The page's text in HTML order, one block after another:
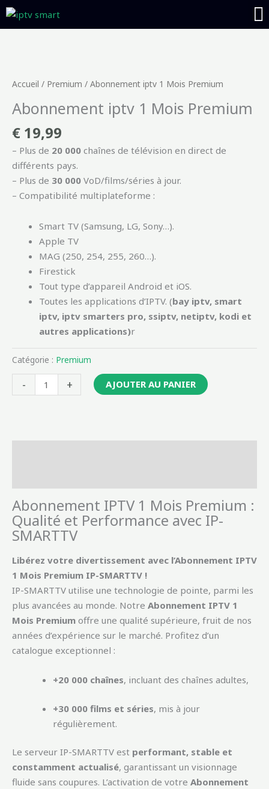
Aller
Accueil / Premium / Abonnement iptv 1 Mois Premium
Abonnement iptv 1 Mois Premium
€ 19,99
– Plus de 20 000 chaînes de télévision en direct de
différents pays.
– Plus de 30 000 VoD/films/séries à jour.
– Compatibilité multiplateforme :
Smart TV (Samsung, LG, Sony…).
Apple TV
MAG (250, 254, 255, 260…).
Firestick
Tout type d’appareil Android et iOS.
Toutes les applications d’IPTV. (bay iptv, smart
iptv, iptv smarters pro, ssiptv, netiptv, kodi et
autres applications)r
Catégorie : Premium
-
Abonnement
1
Premium
+ AJOUTER AU PANIER
Abonnement IPTV 1 Mois Premium :
Qualité et Performance avec IP-
SMARTTV
Libérez votre divertissement avec l’Abonnement IPTV
1 Mois Premium IP-SMARTTV !
IP-SMARTTV utilise une technologie de pointe, parmi les
plus avancées au monde. Notre Abonnement IPTV 1
Mois Premium offre une qualité supérieure, fruit de nos
années d’expérience sur le marché. Profitez d’un
catalogue exceptionnel :
+20 000 chaînes, incluant des chaînes adultes,
+30 000 films et séries, mis à jour
régulièrement.
Le serveur IP-SMARTTV est performant, stable et
constamment actualisé, garantissant un visionnage
fluide sans coupures. L’activation de votre Abonnement